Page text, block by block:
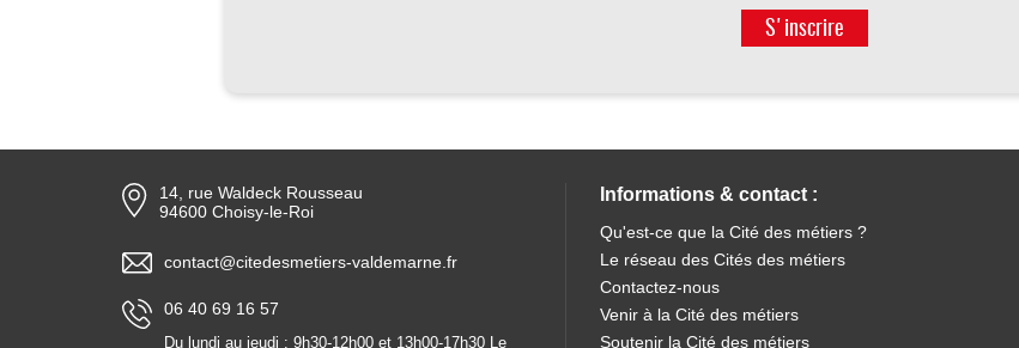
S'inscrire
14, rue Waldeck Rousseau
94600 Choisy-le-Roi
contact@citedesmetiers-valdemarne.fr
06 40 69 16 57
Du lundi au jeudi : 9h30-12h00 et 13h00-17h30 Le
Informations & contact :
Qu'est-ce que la Cité des métiers ?
Le réseau des Cités des métiers
Contactez-nous
Venir à la Cité des métiers
Soutenir la Cité des métiers